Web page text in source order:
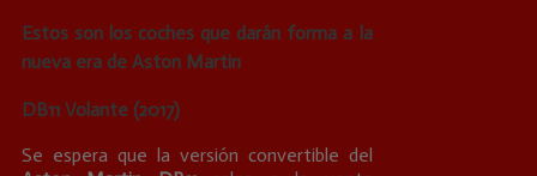
Estos son los coches que darán forma a la
nueva era de Aston Martin
DB11 Volante (2017)
Se espera que la versión convertible del